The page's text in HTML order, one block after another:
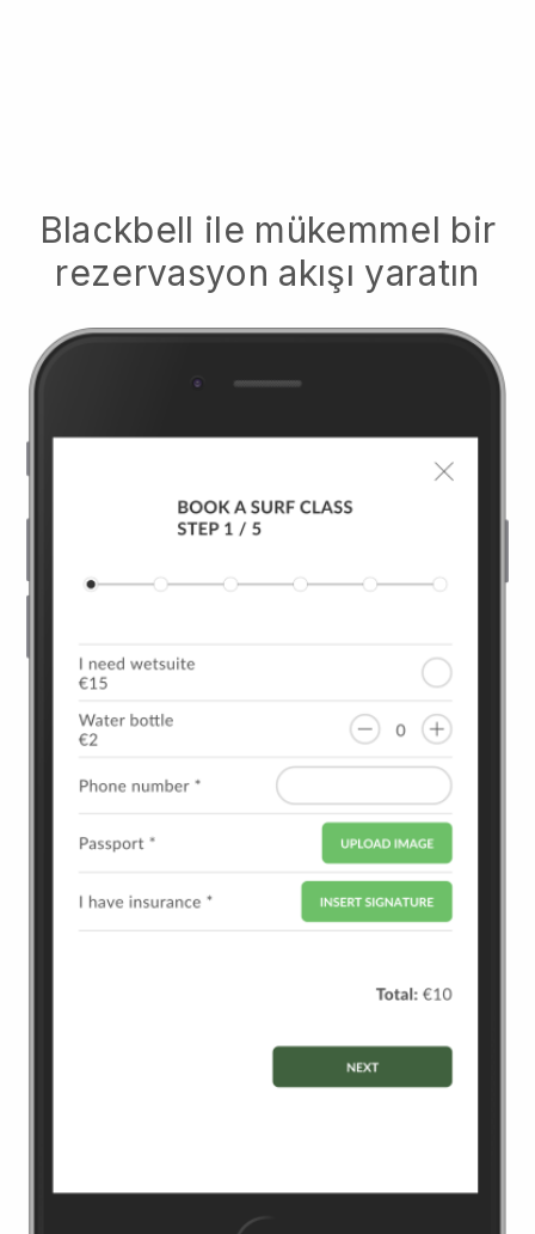
Blackbell ile mükemmel bir
rezervasyon akışı yaratın